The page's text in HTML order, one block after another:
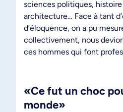
sciences politiques,
architecture… Face à tant
d’éloquence, on a pu
collectivement, nous
ces hommes qui font
«Ce fut un choc
monde»